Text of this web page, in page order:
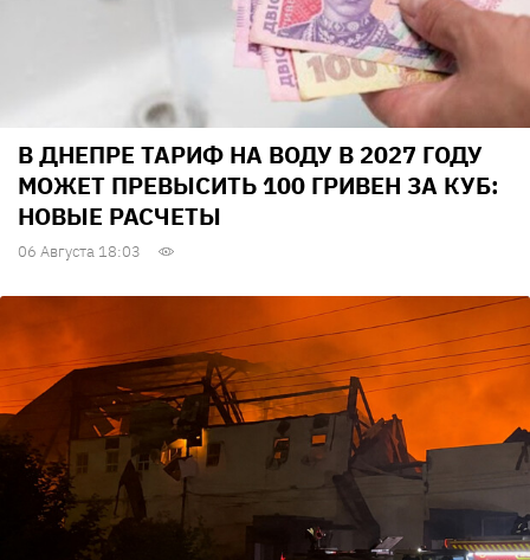
В ДНЕПРЕ ТАРИФ НА ВОДУ В 2027 ГОДУ
МОЖЕТ ПРЕВЫСИТЬ 100 ГРИВЕН ЗА КУБ:
НОВЫЕ РАСЧЕТЫ
06 Августа 18:03